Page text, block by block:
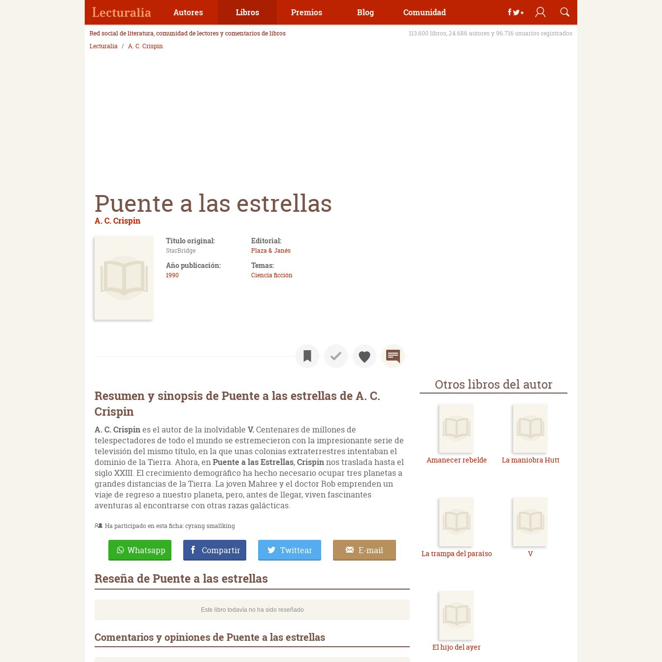
Autores Libros Premios Blog Comunidad
Red social de literatura, comunidad de lectores y comentarios de libros
113.600 libros, 24.686 autores y 96.716 usuarios registrados
Lecturalia
A. C. Crispin
Puente a las estrellas
A. C. Crispin
Título original:
StarBridge
Editorial:
Plaza & Janés
Año publicación:
1990
Temas:
Ciencia ficción
Resumen y sinopsis de Puente a las estrellas de A. C.
Crispin
A. C. Crispines el autor de la inolvidable V.Centenares de millones de
telespectadores de todo el mundo se estremecieron con la impresionante serie de
televisión del mismo título, en la que unas colonias extraterrestres intentaban el
dominio de la Tierra. Ahora, enPuente a las Estrellas,Crispinnos traslada hasta el
siglo XXIII. El crecimiento demográfico ha hecho necesario ocupar tres planetas a
grandes distancias de la Tierra. La joven Mahree y el doctor Rob emprenden un
viaje de regreso a nuestro planeta, pero, antes de llegar, viven fascinantes
aventuras al encontrarse con otras razas galácticas.
Ha participado en esta ficha:cyrang smallking
Whatsapp Compartir Twittear E-mail
Reseña de Puente a las estrellas
Este libro todavía no ha sido reseñado
Comentarios y opiniones de Puente a las estrellas
Otros libros del autor
Amanecer rebelde La maniobra Hutt
La trampa del paraíso V
El hijo del ayer